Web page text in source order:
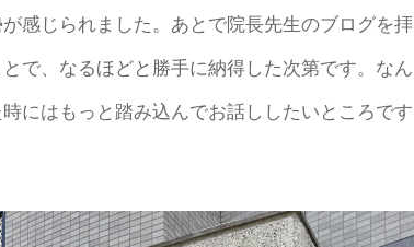
感じられました。あとで院長先生のブログを拝
で、なるほどと勝手に納得した次第です。なん
にはもっと踏み込んでお話ししたいところです